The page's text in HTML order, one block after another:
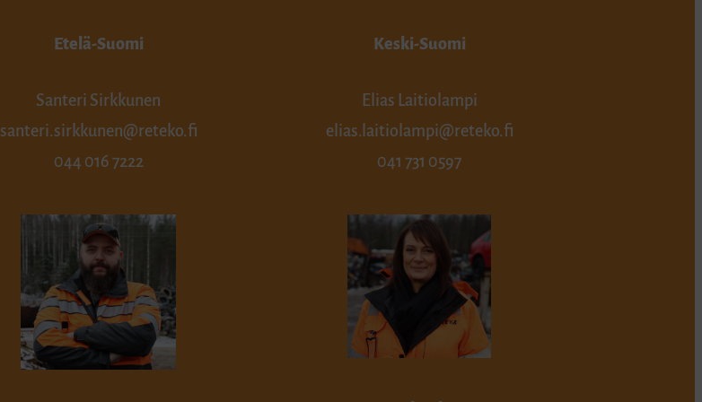
Etelä-Suomi
Santeri Sirkkunen
santeri.sirkkunen@reteko.fi
044 016 7222
Keski-Suomi
Elias Laitiolampi
elias.laitiolampi@reteko.fi
041 731 0597